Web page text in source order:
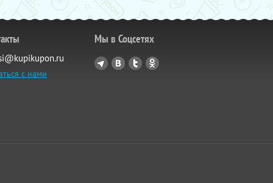
с нами
Мы в Соцсетях